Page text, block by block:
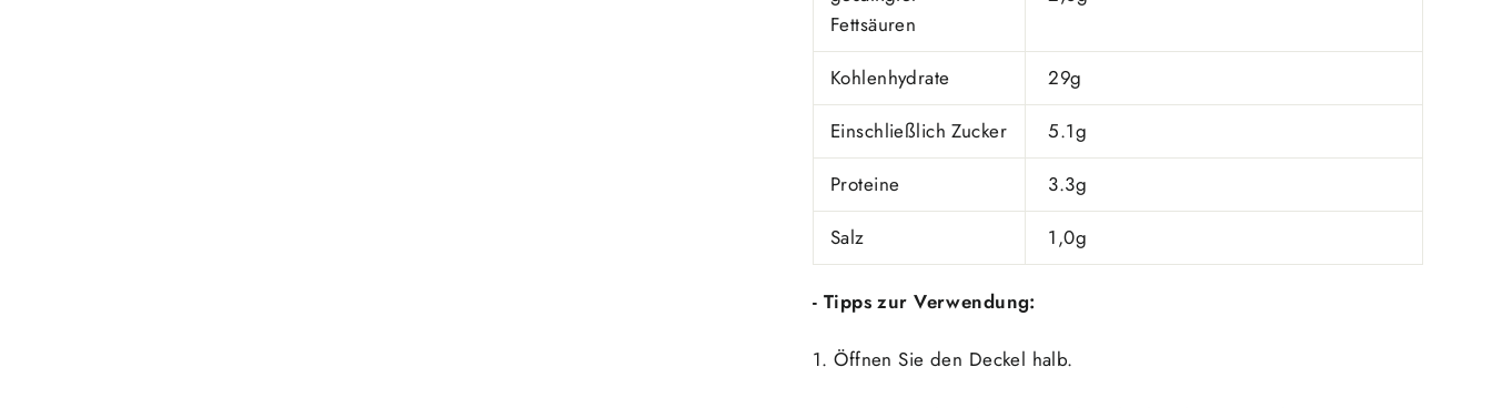
Fettsäuren
Kohlenhydrate
29g
Einschließlich Zucker
5.1g
Proteine
3.3g
Salz
1,0g
- Tipps zur Verwendung:
1. Öffnen Sie den Deckel halb.